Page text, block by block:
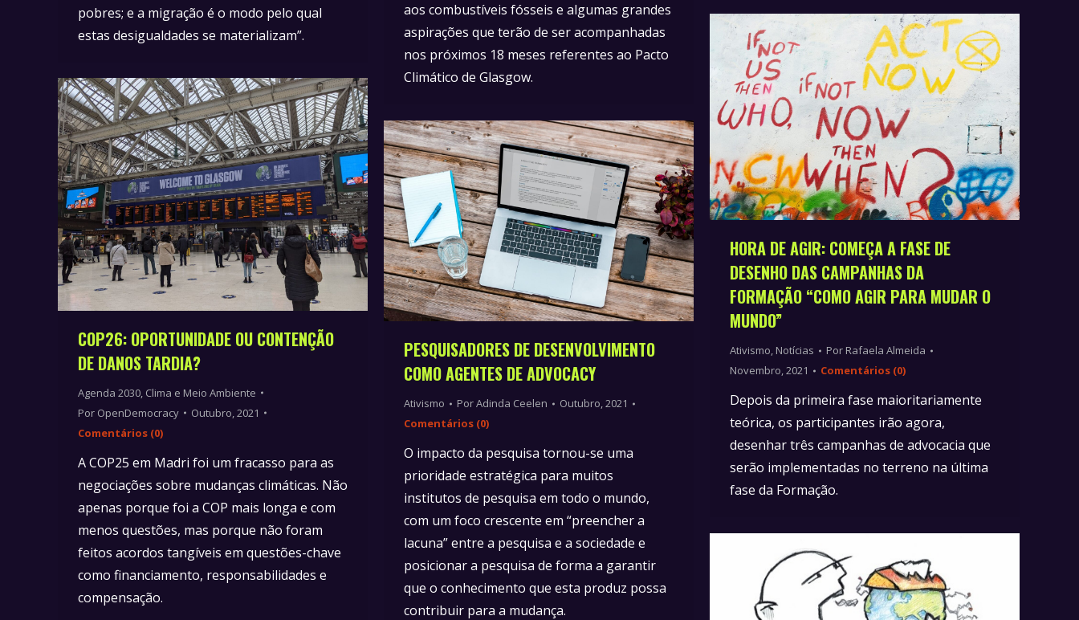
pobres; e a migração é o modo pelo qual
estas desigualdades se materializam”.
aos combustíveis fósseis e algumas grandes
aspirações que terão de ser acompanhadas
nos próximos 18 meses referentes ao Pacto
Climático de Glasgow.
HORA DE AGIR: COMEÇA A FASE DE
DESENHO DAS CAMPANHAS DA
FORMAÇÃO “COMO AGIR PARA MUDAR O
MUNDO”
Ativismo, Notícias Por Rafaela Almeida
Novembro, 2021
Comentários (0)
Depois da primeira fase maioritariamente
teórica, os participantes irão agora,
desenhar três campanhas de advocacia que
serão implementadas no terreno na última
fase da Formação.
COP26: OPORTUNIDADE OU CONTENÇÃO
DE DANOS TARDIA?
Agenda 2030, Clima e Meio Ambiente
Por OpenDemocracy
Outubro, 2021
Comentários (0)
A COP25 em Madri foi um fracasso para as
negociações sobre mudanças climáticas. Não
apenas porque foi a COP mais longa e com
menos questões, mas porque não foram
feitos acordos tangíveis em questões-chave
como financiamento, responsabilidades e
compensação.
PESQUISADORES DE DESENVOLVIMENTO
COMO AGENTES DE ADVOCACY
Ativismo PorAdinda Ceelen
Outubro, 2021
Comentários (0)
O impacto da pesquisa tornou-se uma
prioridade estratégica para muitos
institutos de pesquisa em todo o mundo,
com um foco crescente em “preencher a
lacuna” entre a pesquisa e a sociedade e
posicionar a pesquisa de forma a garantir
que o conhecimento que esta produz possa
contribuir para a mudança.